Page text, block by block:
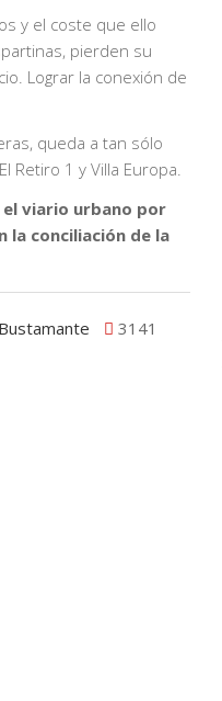
y el coste que ello
pierden su
Lograr la conexión de
queda a tan sólo
Retiro 1 y Villa Europa.
el viario urbano por
la conciliación de la
Bustamante 3141